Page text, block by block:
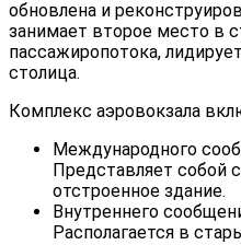
обновлена и
занимает второе место в
пассажиропотока,
столица.
Комплекс аэровокзала
Международного
Представляет собой
отстроенное здание.
Внутреннего
Располагается в